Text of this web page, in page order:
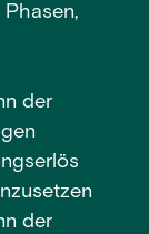
der
der